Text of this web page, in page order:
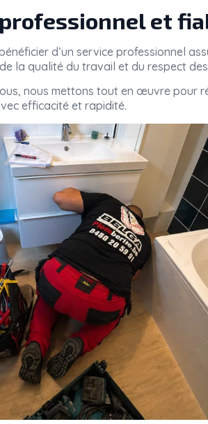
et
bénéficier d’un service professionnel
la qualité du travail et du respect
nous mettons tout en œuvre pour
efficacité et rapidité.